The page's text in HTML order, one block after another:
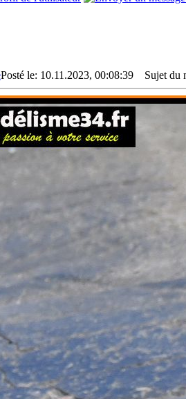
Posté le: 10.11.2023, 00:08:39 Sujet du